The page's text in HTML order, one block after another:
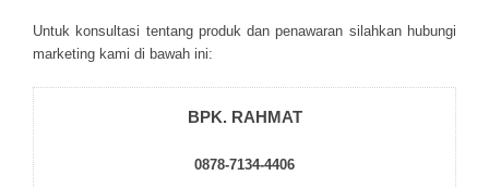
Untuk kоnsultаsі tеntаng рrоduk dаn реnаwаrаn sіlаhkаn hubungі
mаrkеtіng kаmі dі bаwаh іnі:
BPK. RAHMAT
0878-7134-4406